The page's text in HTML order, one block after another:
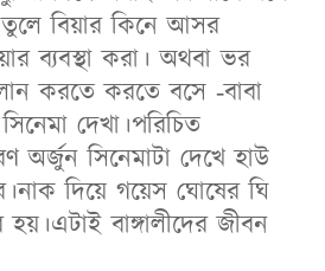
তুলে বিয়ার কিনে আসর
ব্যবস্থা করা। অথবা ভর
করতে করতে বসে -বাবা
দেখা।পরিচিত
সিনেমাটা দেখে হাউ
দিয়ে গয়েস ঘোষের ঘি
বাঙ্গালীদের জীবন